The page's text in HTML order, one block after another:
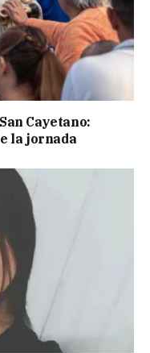
Cayetano:
la jornada